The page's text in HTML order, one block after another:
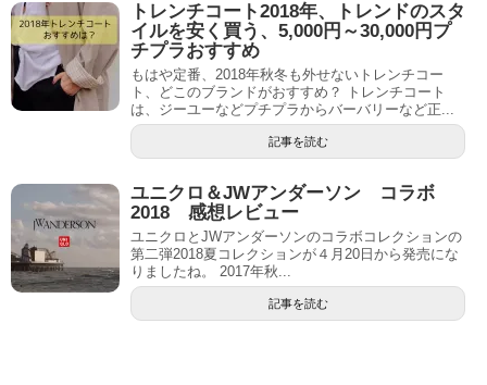
トレンチコート2018年、トレンドのスタ
イルを安く買う、5,000円～30,000円プ
チプラおすすめ
もはや定番、2018年秋冬も外せないトレンチコー
ト、どこのブランドがおすすめ？ トレンチコート
は、ジーユーなどプチプラからバーバリーなど正...
記事を読む
ユニクロ＆JWアンダーソン コラボ
2018 感想レビュー
ユニクロとJWアンダーソンのコラボコレクションの
第二弾2018夏コレクションが４月20日から発売にな
りましたね。 2017年秋...
記事を読む